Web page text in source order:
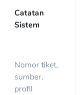
Catatan
Sistem
Nomor tiket,
sumber,
profil